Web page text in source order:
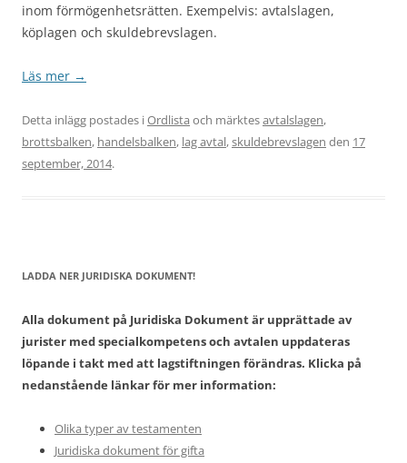
inom förmögenhetsrätten. Exempelvis: avtalslagen,
köplagen och skuldebrevslagen.
Läs mer →
Detta inlägg postades iOrdlista och märktesavtalslagen,
brottsbalken, handelsbalken, lag avtal,skuldebrevslagen den 17
september, 2014.
LADDA NER JURIDISKA DOKUMENT!
Alla dokument på Juridiska Dokument är upprättade av
jurister med specialkompetens och avtalen uppdateras
löpande i takt med att lagstiftningen förändras. Klicka på
nedanstående länkar för mer information:
Olika typer av testamenten
Juridiska dokument för gifta